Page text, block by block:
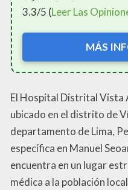
3.3/5 (Leer Las
MÁS
El Hospital Distrital Vista
ubicado en el distrito de
departamento de Lima,
específica en Manuel
encuentra en un lugar
médica a la población